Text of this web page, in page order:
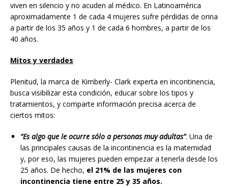
viven en silencio y no acuden al médico. En Latinoamérica
aproximadamente 1 de cada 4 mujeres sufre pérdidas de orina
a partir de los 35 años y 1 de cada 6 hombres, a partir de los
40 años.
Mitos y verdades
Plenitud, la marca de Kimberly- Clark experta en incontinencia,
busca visibilizar esta condición, educar sobre los tipos y
tratamientos, y comparte información precisa acerca de
ciertos mitos:
“Es algo que le ocurre sólo a personas muy adultas”. Una de
las principales causas de la incontinencia es la maternidad
y, por eso, las mujeres pueden empezar a tenerla desde los
25 años. De hecho, el 21% de las mujeres con
incontinencia tiene entre 25 y 35 años.